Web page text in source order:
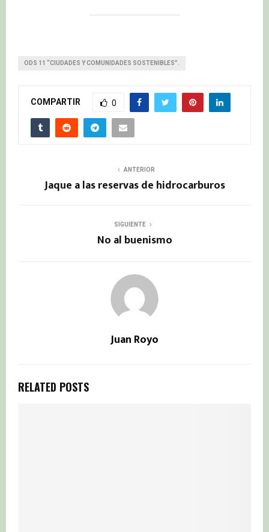
ODS 11 “CIUDADES Y COMUNIDADES SOSTENIBLES”.
COMPARTIR 0
ANTERIOR
Jaque a las reservas de hidrocarburos
SIGUIENTE
No al buenismo
Juan Royo
RELATED POSTS